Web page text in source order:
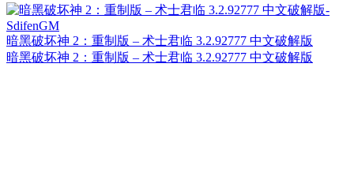
暗黑破坏神 2：重制版 – 术士君临 3.2.92777 中文破解版
暗黑破坏神 2：重制版 – 术士君临 3.2.92777 中文破解版